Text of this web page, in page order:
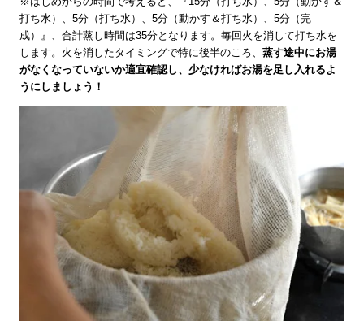
打ち水）、5分（打ち水）、5分（動かす＆打ち水）、5分（完
成）』、合計蒸し時間は35分となります。毎回火を消して打ち水を
します。火を消したタイミングで特に後半のころ、 蒸す途中にお湯
がなくなっていないか適宜確認し、少なければお湯を足し入れるよ
うにしましょう！